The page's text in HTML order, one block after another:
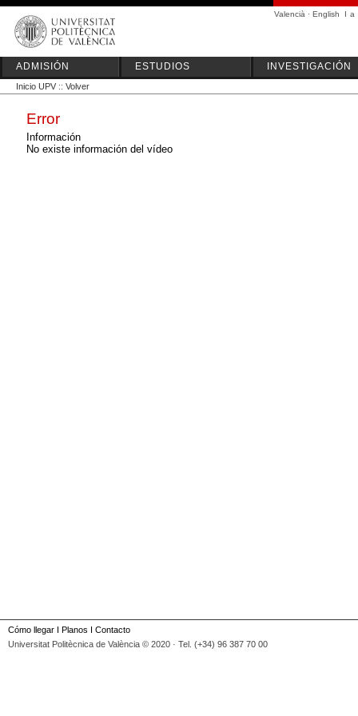
Valencià · English I a
ADMISIÓN ESTUDIOS INVESTIGACIÓN
Inicio UPV :: Volver
Error
Información
No existe información del vídeo
Cómo llegar I Planos I Contacto
Universitat Politècnica de València © 2020 · Tel. (+34) 96 387 70 00